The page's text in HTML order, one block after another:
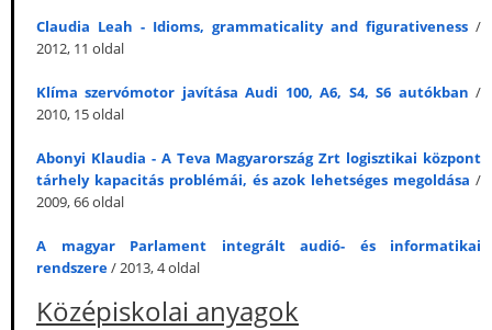
Claudia Leah - Idioms, grammaticality and figurativeness /
2012, 11 oldal
Klíma szervómotor javítása Audi 100, A6, S4, S6 autókban /
2010, 15 oldal
Abonyi Klaudia - A Teva Magyarország Zrt logisztikai központ
tárhely kapacitás problémái, és azok lehetséges megoldása /
2009, 66 oldal
A magyar Parlament integrált audió- és informatikai
rendszere/ 2013, 4 oldal
Középiskolai anyagok